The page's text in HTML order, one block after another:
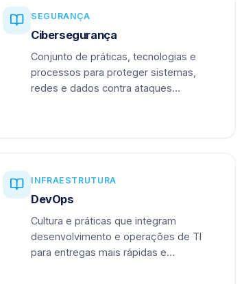
SEGURANÇA
Cibersegurança
Conjunto de práticas, tecnologias e
processos para proteger sistemas,
redes e dados contra ataques
INFRAESTRUTURA
DevOps
Cultura e práticas que integram
desenvolvimento e operações de TI
para entregas mais rápidas e